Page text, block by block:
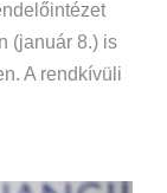
(január 8.) is
A rendkívüli